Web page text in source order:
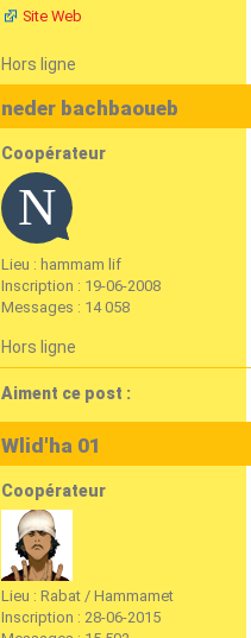
Site Web
Hors ligne
neder bachbaoueb
Coopérateur
Lieu : hammam lif
Inscription : 19-06-2008
Messages : 14 058
Hors ligne
Aiment ce post :
Wlid'ha 01
Coopérateur
Lieu : Rabat / Hammamet
Inscription : 28-06-2015